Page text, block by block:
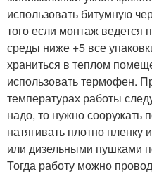
использовать битумную
того если монтаж
среды ниже +5 все
храниться в теплом
использовать термофен.
температурах работы
надо, то нужно сооружать
натягивать плотно пленку
или дизельными пушками
Тогда работу можно